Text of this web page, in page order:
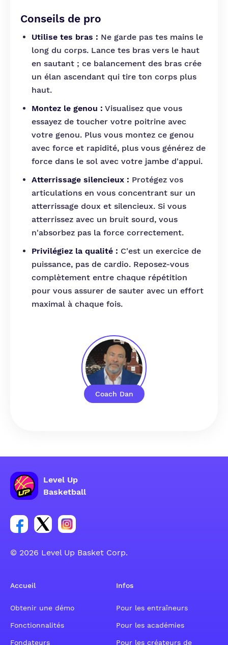
Coach Dan
Conseils de pro
Utilise tes bras : Ne garde pas tes mains le
long du corps. Lance tes bras vers le haut
en sautant ; ce balancement des bras crée
un élan ascendant qui tire ton corps plus
haut.
Montez le genou : Visualisez que vous
essayez de toucher votre poitrine avec
votre genou. Plus vous montez ce genou
avec force et rapidité, plus vous générez de
force dans le sol avec votre jambe d'appui.
Atterrissage silencieux : Protégez vos
articulations en vous concentrant sur un
atterrissage doux et silencieux. Si vous
atterrissez avec un bruit sourd, vous
n'absorbez pas la force correctement.
Privilégiez la qualité : C'est un exercice de
puissance, pas de cardio. Reposez-vous
complètement entre chaque répétition
pour vous assurer de sauter avec un effort
maximal à chaque fois.
Level Up
Basketball
Lien vers le groupe du compte Facebook
Lien vers le groupe du compte Tweeter
Lien vers le groupe du compte Instagram
© 2026 Level Up Basket Corp.
Accueil
Obtenir une démo
Fonctionnalités
Fondateurs
Infos
Pour les entraîneurs
Pour les académies
Pour les créateurs de